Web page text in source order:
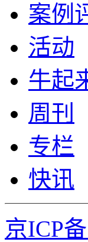
案例
活动
牛起
周刊
专栏
快讯
京ICP